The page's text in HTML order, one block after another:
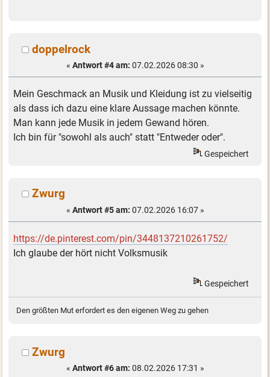
doppelrock
« Antwort #4 am: 07.02.2026 08:30 »
Mein Geschmack an Musik und Kleidung ist zu vielseitig
als dass ich dazu eine klare Aussage machen könnte.
Man kann jede Musik in jedem Gewand hören.
Ich bin für "sowohl als auch" statt "Entweder oder".
Gespeichert
Zwurg
« Antwort #5 am: 07.02.2026 16:07 »
https://de.pinterest.com/pin/3448137210261752/
Ich glaube der hört nicht Volksmusik
Gespeichert
Den größten Mut erfordert es den eigenen Weg zu gehen
Zwurg
« Antwort #6 am: 08.02.2026 17:31 »